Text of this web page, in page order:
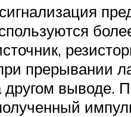
прерывании
выводе.